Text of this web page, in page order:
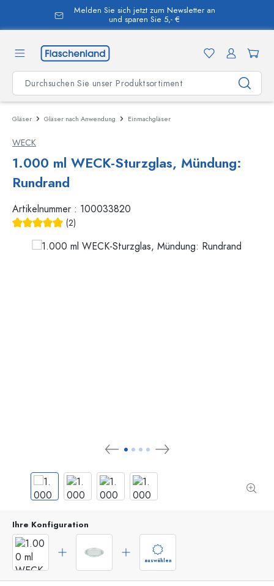
springen
Melden Sie sich jetzt zum Newsletter an
und sparen Sie 5,- €
Gläser Gläser nach Anwendung Einmachgläser
WECK
1.000 ml WECK-Sturzglas, Mündung:
Rundrand
Artikelnummer : 100033820
(2)
Ihre Konfiguration
auswählen